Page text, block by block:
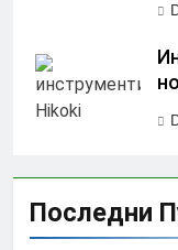
Последни